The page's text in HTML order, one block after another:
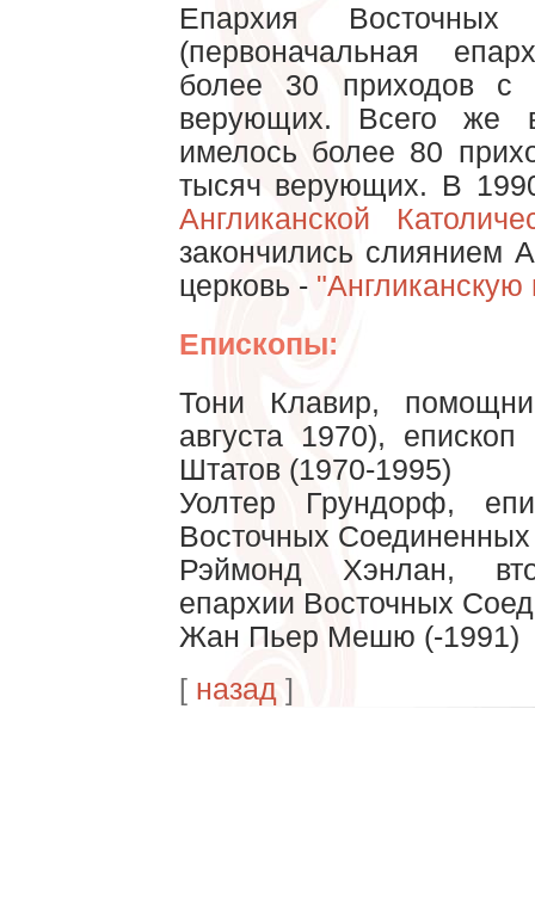
Епархия
(первоначальная
более 30 приходов
верующих. Всего же
имелось более 80
тысяч верующих. В
Англиканской
закончились
церковь -
Епископы:
Тони Клавир,
августа 1970),
Штатов (1970-1995)
Уолтер Грундорф,
Восточных
Рэймонд Хэнлан,
епархии Восточных
Жан Пьер Мешю (-1991)
[ назад]